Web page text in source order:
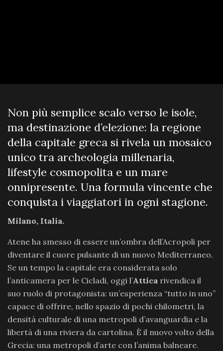
Non più semplice scalo verso le isole,
ma destinazione d’elezione: la regione
della capitale greca si rivela un mosaico
unico tra archeologia millenaria,
lifestyle cosmopolita e un mare
onnipresente. Una formula vincente che
conquista i viaggiatori in ogni stagione.
Milano, Italia.
Atene ha smesso di essere un’ombra dell’Acropoli per
diventare il cuore pulsante di un nuovo Mediterraneo.
Se un tempo la capitale era considerata solo
l’anticamera per le Cicladi, oggi l’Attica rivendica il
suo ruolo di protagonista: un’esperienza “tutto in uno”
capace di offrire, nello spazio di pochi chilometri, la
densità culturale di una metropoli d’avanguardia e la
libertà di una riviera da cartolina. È il nuovo volto della
Grecia: una metropoli d’arte con l’anima balneare.